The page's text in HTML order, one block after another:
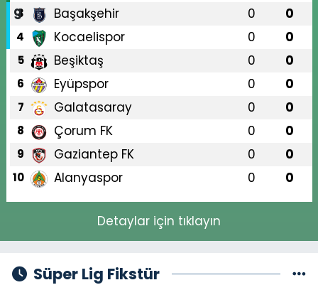
3 Başakşehir 0 0
4 Kocaelispor 0 0
5 Beşiktaş 0 0
6 Eyüpspor 0 0
7 Galatasaray 0 0
8 Çorum FK 0 0
9 Gaziantep FK 0 0
10 Alanyaspor 0 0
Detaylar için tıklayın
Süper Lig Fikstür